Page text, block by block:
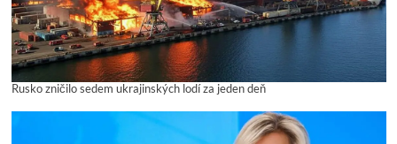
Rusko zničilo sedem ukrajinských lodí za jeden deň